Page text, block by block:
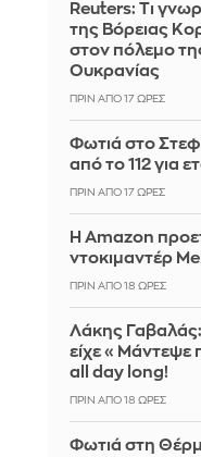
Reuters: Τι
της Βόρειας
στον πόλεμο
Ουκρανίας
ΠΡΙΝ ΑΠΌ 17 ΏΡΕΣ
Φωτιά στο
από το 112 για
ΠΡΙΝ ΑΠΌ 17 ΏΡΕΣ
Η Amazon
ντοκιμαντέρ
ΠΡΙΝ ΑΠΌ 18 ΏΡΕΣ
Λάκης Γαβαλάς:
είχε «Μάντεψε
all day long!
ΠΡΙΝ ΑΠΌ 18 ΏΡΕΣ
Φωτιά στη